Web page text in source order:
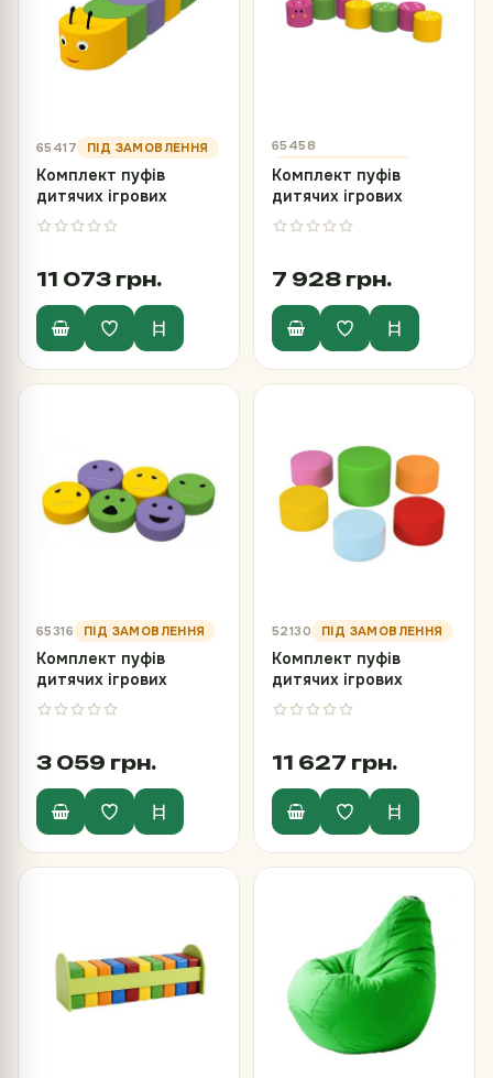
65417
Комплект пуфів
дитячих ігрових
«Гусеничка»
11 073 грн.
65458
Комплект пуфів
дитячих ігрових
«Доріжка-тренажер»
7 928 грн.
65316
Комплект пуфів
дитячих ігрових
«Емоції»
3 059 грн.
52130
Комплект пуфів
дитячих ігрових
круглих
11 627 грн.